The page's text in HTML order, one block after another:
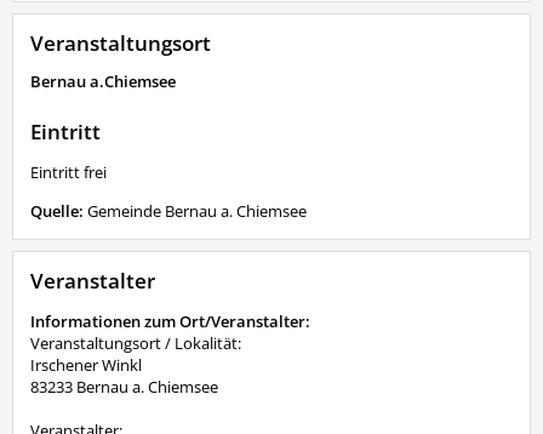
Veranstaltungsort
Bernau a.Chiemsee
Eintritt
Eintritt frei
Quelle: Gemeinde Bernau a. Chiemsee
Veranstalter
Informationen zum Ort/Veranstalter:
Veranstaltungsort / Lokalität:
Irschener Winkl
83233 Bernau a. Chiemsee